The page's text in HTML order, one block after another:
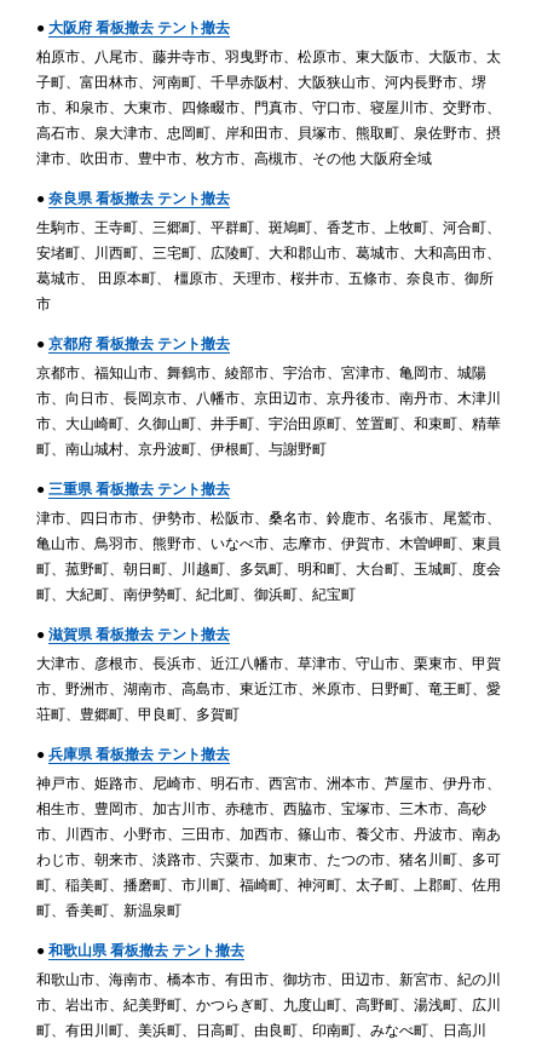
● 大阪府 看板撤去 テント撤去
柏原市、八尾市、藤井寺市、羽曳野市、松原市、東大阪市、大阪市、太
子町、富田林市、河南町、千早赤阪村、大阪狭山市、河内長野市、堺
市、和泉市、大東市、四條畷市、門真市、守口市、寝屋川市、交野市、
高石市、泉大津市、忠岡町、岸和田市、貝塚市、熊取町、泉佐野市、摂
津市、吹田市、豊中市、枚方市、高槻市、その他 大阪府全域
● 奈良県 看板撤去 テント撤去
生駒市、王寺町、三郷町、平群町、斑鳩町、香芝市、上牧町、河合町、
安堵町、川西町、三宅町、広陵町、大和郡山市、葛城市、大和高田市、
葛城市、 田原本町、 橿原市、天理市、桜井市、五條市、奈良市、御所
市
● 京都府 看板撤去 テント撤去
京都市、福知山市、舞鶴市、綾部市、宇治市、宮津市、亀岡市、城陽
市、向日市、長岡京市、八幡市、京田辺市、京丹後市、南丹市、木津川
市、大山崎町、久御山町、井手町、宇治田原町、笠置町、和束町、精華
町、南山城村、京丹波町、伊根町、与謝野町
● 三重県 看板撤去 テント撤去
津市、四日市市、伊勢市、松阪市、桑名市、鈴鹿市、名張市、尾鷲市、
亀山市、鳥羽市、熊野市、いなべ市、志摩市、伊賀市、木曽岬町、東員
町、菰野町、朝日町、川越町、多気町、明和町、大台町、玉城町、度会
町、大紀町、南伊勢町、紀北町、御浜町、紀宝町
● 滋賀県 看板撤去 テント撤去
大津市、彦根市、長浜市、近江八幡市、草津市、守山市、栗東市、甲賀
市、野洲市、湖南市、高島市、東近江市、米原市、日野町、竜王町、愛
荘町、豊郷町、甲良町、多賀町
● 兵庫県 看板撤去 テント撤去
神戸市、姫路市、尼崎市、明石市、西宮市、洲本市、芦屋市、伊丹市、
相生市、豊岡市、加古川市、赤穂市、西脇市、宝塚市、三木市、高砂
市、川西市、小野市、三田市、加西市、篠山市、養父市、丹波市、南あ
わじ市、朝来市、淡路市、宍粟市、加東市、たつの市、猪名川町、多可
町、稲美町、播磨町、市川町、福崎町、神河町、太子町、上郡町、佐用
町、香美町、新温泉町
● 和歌山県 看板撤去 テント撤去
和歌山市、海南市、橋本市、有田市、御坊市、田辺市、新宮市、紀の川
市、岩出市、紀美野町、かつらぎ町、九度山町、高野町、湯浅町、広川
町、有田川町、美浜町、日高町、由良町、印南町、みなべ町、日高川